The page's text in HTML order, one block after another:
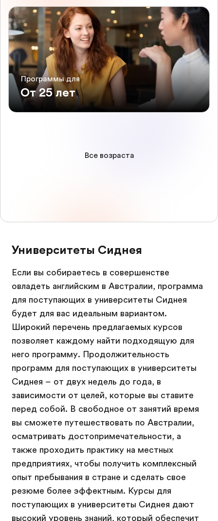
Программы для
От 25 лет
Все возраста
Университеты Сиднея
Если вы собираетесь в совершенстве
овладеть английским в Австралии, программа
для поступающих в университеты Сиднея
будет для вас идеальным вариантом.
Широкий перечень предлагаемых курсов
позволяет каждому найти подходящую для
него программу. Продолжительность
программ для поступающих в университеты
Сиднея – от двух недель до года, в
зависимости от целей, которые вы ставите
перед собой. В свободное от занятий время
вы сможете путешествовать по Австралии,
осматривать достопримечательности, а
также проходить практику на местных
предприятиях, чтобы получить комплексный
опыт пребывания в стране и сделать свое
резюме более эффектным. Курсы для
поступающих в университеты Сиднея дают
высокий уровень знаний, который обеспечит